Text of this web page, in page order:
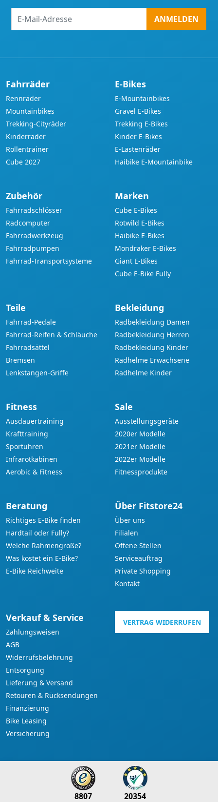
Mail-
ANMELDEN
Fahrräder
Rennräder
Mountainbikes
Trekking-Cityräder
Kinderräder
Rollentrainer
Cube 2027
E-Bikes
E-Mountainbikes
Gravel E-Bikes
Trekking E-Bikes
Kinder E-Bikes
E-Lastenräder
Haibike E-Mountainbike
Zubehör
Fahrradschlösser
Radcomputer
Fahrradwerkzeug
Fahrradpumpen
Fahrrad-Transportsysteme
Marken
Cube E-Bikes
Rotwild E-Bikes
Haibike E-Bikes
Mondraker E-Bikes
Giant E-Bikes
Cube E-Bike Fully
Teile
Fahrrad-Pedale
Fahrrad-Reifen & Schläuche
Fahrradsättel
Bremsen
Lenkstangen-Griffe
Bekleidung
Radbekleidung Damen
Radbekleidung Herren
Radbekleidung Kinder
Radhelme Erwachsene
Radhelme Kinder
Fitness
Ausdauertraining
Krafttraining
Sportuhren
Infrarotkabinen
Aerobic & Fitness
Sale
Ausstellungsgeräte
2020er Modelle
2021er Modelle
2022er Modelle
Fitnessprodukte
Beratung
Richtiges E-Bike finden
Hardtail oder Fully?
Welche Rahmengröße?
Was kostet ein E-Bike?
E-Bike Reichweite
Über Fitstore24
Über uns
Filialen
Offene Stellen
Serviceauftrag
Private Shopping
Kontakt
Verkauf & Service
Zahlungsweisen
AGB
Widerrufsbelehrung
Entsorgung
Lieferung & Versand
Retouren & Rücksendungen
Finanzierung
Bike Leasing
Versicherung
VERTRAG WIDERRUFEN
8807
20354